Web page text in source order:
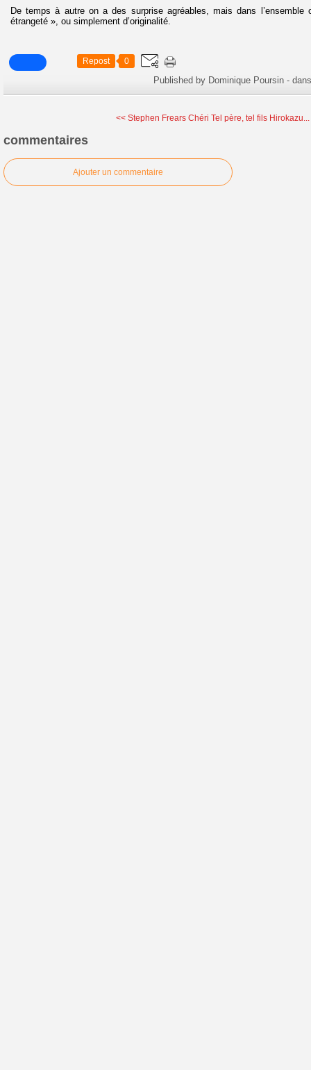
De temps à autre on a des surprise agréables, mais dans l’ensemble
étrangeté », ou simplement d’originalité.
Repost 0
Published by Dominique Poursin -
<< Stephen Frears Chéri Tel père, tel fils Hirokazu...
commentaires
Ajouter un commentaire